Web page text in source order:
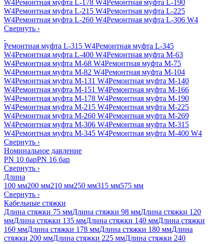
W4Ремонтная муфта L-178 W4Ремонтная муфта L-190
W4Ремонтная муфта L-215 W4Ремонтная муфта L-225
W4Ремонтная муфта L-260 W4Ремонтная муфта L-306 W4
Свернуть ›
Ремонтная муфта L-315 W4Ремонтная муфта L-345
W4Ремонтная муфта L-400 W4Ремонтная муфта M-63
W4Ремонтная муфта M-68 W4Ремонтная муфта M-75
W4Ремонтная муфта M-82 W4Ремонтная муфта M-104
W4Ремонтная муфта M-131 W4Ремонтная муфта M-140
W4Ремонтная муфта M-151 W4Ремонтная муфта M-166
W4Ремонтная муфта M-178 W4Ремонтная муфта M-190
W4Ремонтная муфта M-215 W4Ремонтная муфта M-225
W4Ремонтная муфта M-260 W4Ремонтная муфта M-269
W4Ремонтная муфта M-306 W4Ремонтная муфта M-315
W4Ремонтная муфта M-345 W4Ремонтная муфта M-400 W4
Свернуть ›
Номинальное давление
PN 10 барPN 16 бар
Свернуть ›
Длина
100 мм200 мм210 мм250 мм315 мм575 мм
Свернуть ›
Кабельные стяжки
Длина стяжки 75 ммДлина стяжки 98 ммДлина стяжки 120
ммДлина стяжки 135 ммДлина стяжки 140 ммДлина стяжки
160 ммДлина стяжки 178 ммДлина стяжки 180 ммДлина
стяжки 200 ммДлина стяжки 225 ммДлина стяжки 240